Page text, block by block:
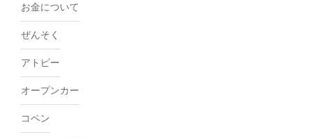
お金について
ぜんそく
アトピー
オープンカー
コペン